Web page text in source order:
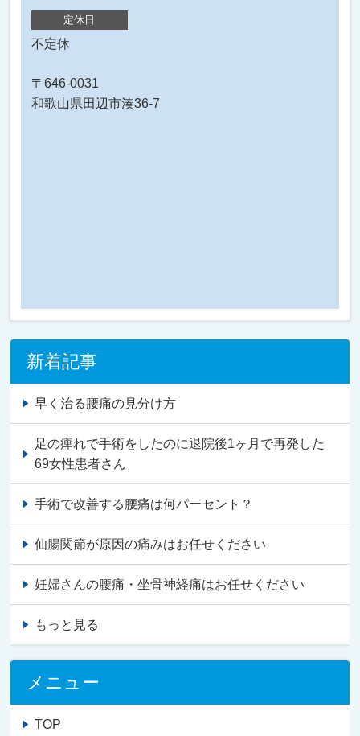
定休日
不定休
〒646-0031
和歌山県田辺市湊36-7
新着記事
早く治る腰痛の見分け方
足の痺れで手術をしたのに退院後1ヶ月で再発した
69女性患者さん
手術で改善する腰痛は何パーセント？
仙腸関節が原因の痛みはお任せください
妊婦さんの腰痛・坐骨神経痛はお任せください
もっと見る
メニュー
TOP